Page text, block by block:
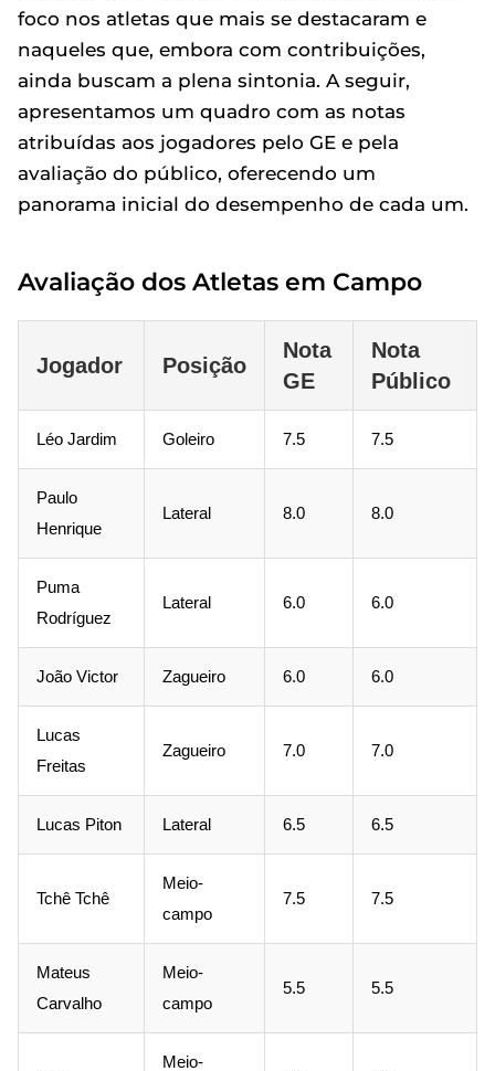
foco nos atletas que mais se destacaram e
naqueles que, embora com contribuições,
ainda buscam a plena sintonia. A seguir,
apresentamos um quadro com as notas
atribuídas aos jogadores pelo GE e pela
avaliação do público, oferecendo um
panorama inicial do desempenho de cada um.
Avaliação dos Atletas em Campo
Jogador Posição
Nota
GE
Nota
Público
Léo Jardim Goleiro 7.5 7.5
Paulo
Henrique
Lateral 8.0 8.0
Puma
Rodríguez
Lateral 6.0 6.0
João Victor Zagueiro 6.0 6.0
Lucas
Freitas
Zagueiro 7.0 7.0
Lucas Piton Lateral 6.5 6.5
Tchê Tchê
Meio-
campo
7.5 7.5
Mateus
Carvalho
Meio-
campo
5.5 5.5
Meio-